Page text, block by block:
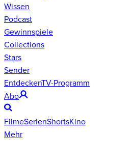
Wissen
Podcast
Gewinnspiele
Collections
Stars
Sender
EntdeckenTV-Programm
Abo
FilmeSerienShortsKino
Mehr